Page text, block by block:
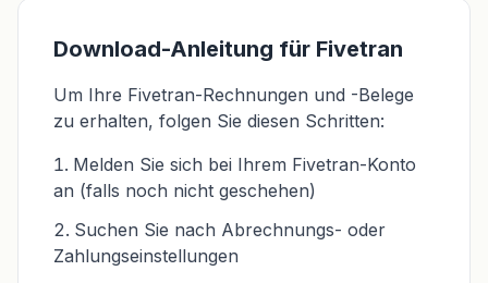
Download-Anleitung für Fivetran
Um Ihre Fivetran-Rechnungen und -Belege
zu erhalten, folgen Sie diesen Schritten:
Melden Sie sich bei Ihrem Fivetran-Konto
an (falls noch nicht geschehen)
Suchen Sie nach Abrechnungs- oder
Zahlungseinstellungen